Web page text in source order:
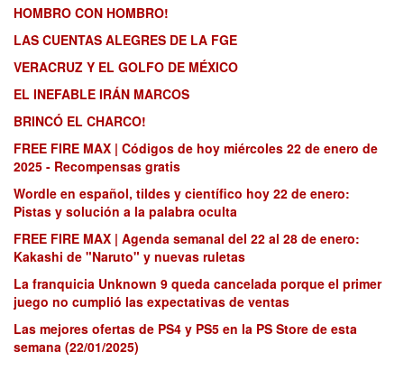
HOMBRO CON HOMBRO!
LAS CUENTAS ALEGRES DE LA FGE
VERACRUZ Y EL GOLFO DE MÉXICO
EL INEFABLE IRÁN MARCOS
BRINCÓ EL CHARCO!
FREE FIRE MAX | Códigos de hoy miércoles 22 de enero de
2025 - Recompensas gratis
Wordle en español, tildes y científico hoy 22 de enero:
Pistas y solución a la palabra oculta
FREE FIRE MAX | Agenda semanal del 22 al 28 de enero:
Kakashi de "Naruto" y nuevas ruletas
La franquicia Unknown 9 queda cancelada porque el primer
juego no cumplió las expectativas de ventas
Las mejores ofertas de PS4 y PS5 en la PS Store de esta
semana (22/01/2025)